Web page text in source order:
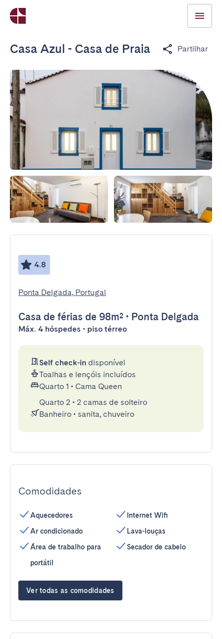
Casa Azul - Casa de Praia Partilhar
4.8
Ponta Delgada, Portugal
Casa de férias de 98m² • Ponta Delgada
Máx. 4 hóspedes • piso térreo
Self check-in disponível
Toalhas e lençóis incluídos
Quarto 1 • Cama Queen
Quarto 2 • 2 camas de solteiro
Banheiro • sanita, chuveiro
Comodidades
Aquecedores
Ar condicionado
Área de trabalho para
portátil
Internet Wifi
Lava-louças
Secador de cabelo
Ver todas as comodidades